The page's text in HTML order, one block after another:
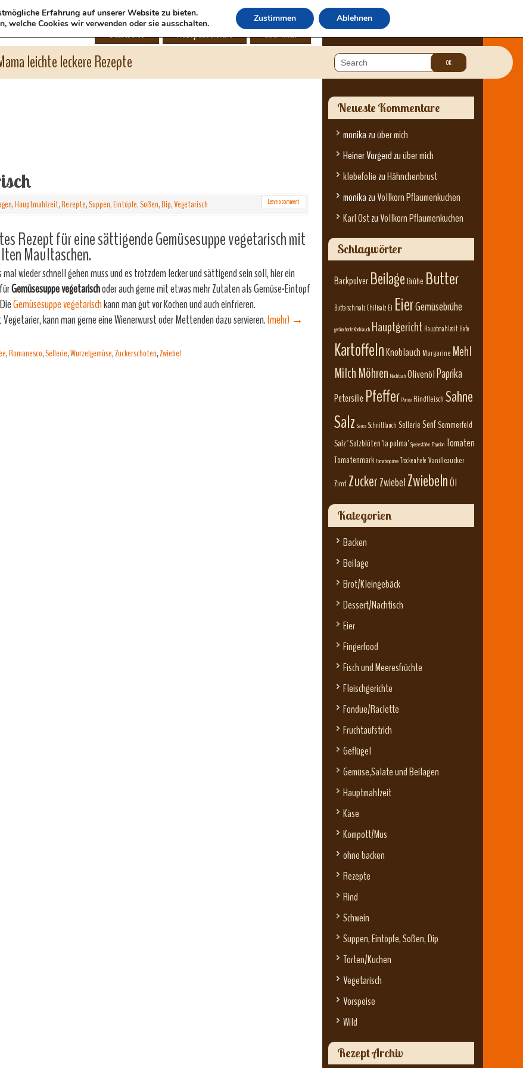
leichte leckere Rezepte
Startseite Rezeptübersicht über mich
,Hauptmahlzeit,Rezepte,Suppen, Eintöpfe, Soßen, Dip,Vegetarisch Leave a comment
Rezept für eine sättigende Gemüsesuppe vegetarisch mit
Maultaschen.
mal wieder schnell gehen muss und es trotzdem lecker und sättigend sein soll, hier ein
Gemüsesuppe vegetarischoder auch gerne mit etwas mehr Zutaten als Gemüse-Eintopf
Gemüsesuppe vegetarischkann man gut vor Kochen und auch einfrieren.
Vegetarier, kann man gerne eine Wienerwurst oder Mettenden dazu servieren.(mehr) →
,Romanesco,Sellerie,Wurzelgemüse,Zuckerschoten,Zwiebel
Neueste Kommentare
monika zuüber mich
Heiner Vorgerd zuüber mich
klebefolie zuHähnchenbrust
monika zuVollkorn Pflaumenkuchen
Karl OstzuVollkorn Pflaumenkuchen
Schlagwörter
Backpulver BeilageBrühe Butter
ButterschmalzChilisalz Ei EierGemüsebrühe
geräucherte Knoblauch Hauptgericht Hauptmahlzeit Hefe
KartoffelnKnoblauch Margarine Mehl
MilchMöhren Nachtisch OlivenölPaprika
Petersilie Pfeffer Porree Rindfleisch Sahne
Salz Sauce Schnittlauch SellerieSenfSommerfeld
Salz" Salzblüten 'la palma' Speisestärke Thymian Tomaten
Tomatenmark Tomatenpüree Trockenhefe Vanillezucker
Zimt ZuckerZwiebelZwiebelnÖl
Kategorien
Backen
Beilage
Brot/Kleingebäck
Dessert/Nachtisch
Eier
Fingerfood
Fisch und Meeresfrüchte
Fleischgerichte
Fondue/Raclette
Fruchtaufstrich
Geflügel
Gemüse,Salate und Beilagen
Hauptmahlzeit
Käse
Kompott/Mus
ohne backen
Rezepte
Rind
Schwein
Suppen, Eintöpfe, Soßen, Dip
Torten/Kuchen
Vegetarisch
Vorspeise
Wild
Rezept Archiv
Erfahrung auf unserer Website zu bieten.
welche Cookies wir verwenden oder sie ausschalten. Zustimmen Ablehnen